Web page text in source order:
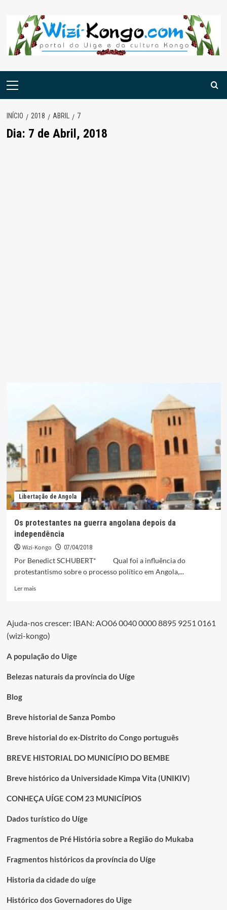
content
Menu
INÍCIO 2018 ABRIL 7
Dia: 7 de Abril, 2018
Libertação de Angola
Os protestantes na guerra angolana depois da
independência
Wizi-Kongo 07/04/2018
Por Benedict SCHUBERT* Qual foi a influência do
protestantismo sobre o processo político em Angola,...
Ler maisLeia
protestantes
na
angolana
da
Ajuda-nos crescer: IBAN: AO06 0040 0000 8895 9251 0161
(wizi-kongo)
A população do Uige
Belezas naturais da província do Uíge
Blog
Breve historial de Sanza Pombo
Breve historial do ex-Distrito do Congo português
BREVE HISTORIAL DO MUNICÍPIO DO BEMBE
Breve histórico da Universidade Kimpa Vita (UNIKIV)
CONHEÇA UÍGE COM 23 MUNICÍPIOS
Dados turístico do Uíge
Fragmentos de Pré História sobre a Região do Mukaba
Fragmentos históricos da província do Uíge
Historia da cidade do uíge
Histórico dos Governadores do Uige